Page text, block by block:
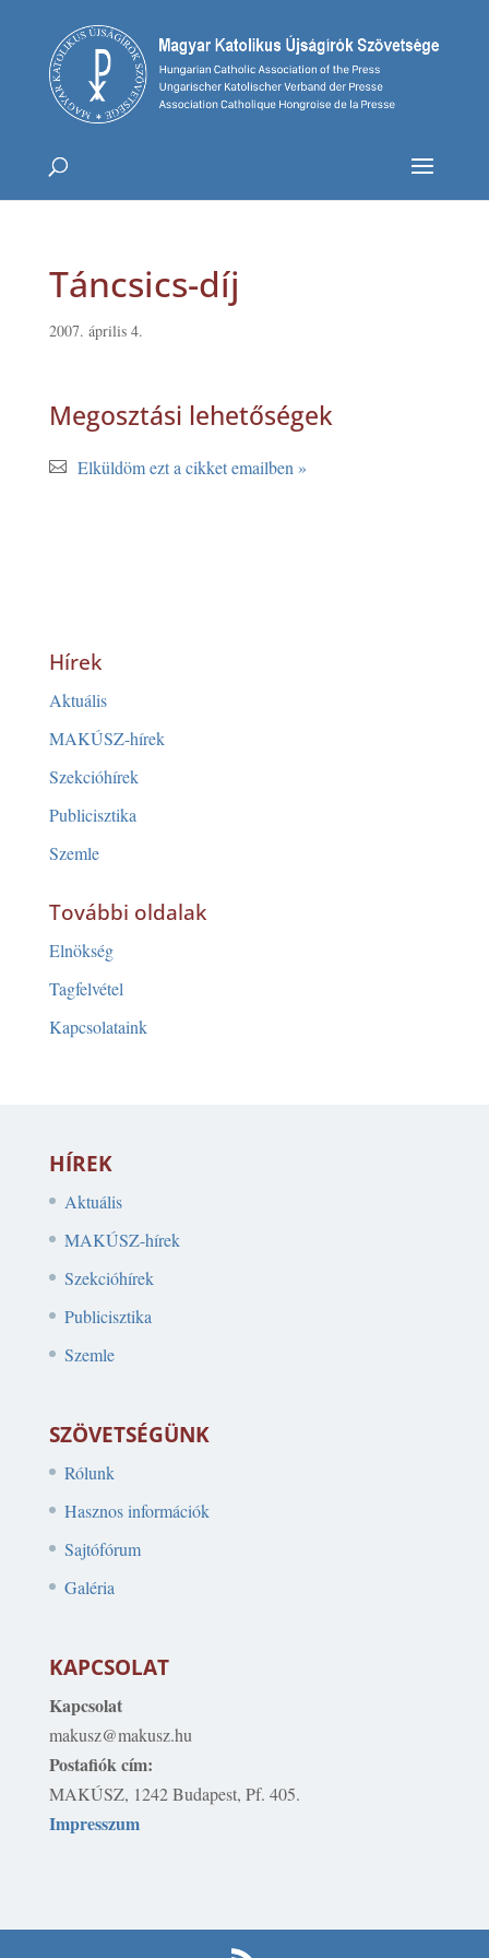
Táncsics-díj
2007. április 4.
Megosztási lehetőségek
Elküldöm ezt a cikket emailben »
Hírek
Aktuális
MAKÚSZ-hírek
Szekcióhírek
Publicisztika
Szemle
További oldalak
Elnökség
Tagfelvétel
Kapcsolataink
HÍREK
Aktuális
MAKÚSZ-hírek
Szekcióhírek
Publicisztika
Szemle
SZÖVETSÉGÜNK
Rólunk
Hasznos információk
Sajtófórum
Galéria
KAPCSOLAT
Kapcsolat
makusz@makusz.hu
Postafiók cím:
MAKÚSZ, 1242 Budapest, Pf. 405.
Impresszum